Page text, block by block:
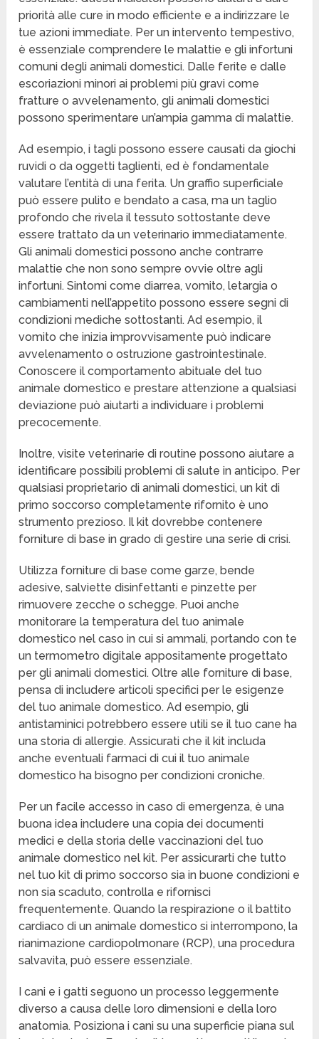
priorità alle cure in modo efficiente e a indirizzare le
tue azioni immediate. Per un intervento tempestivo,
è essenziale comprendere le malattie e gli infortuni
comuni degli animali domestici. Dalle ferite e dalle
escoriazioni minori ai problemi più gravi come
fratture o avvelenamento, gli animali domestici
possono sperimentare un’ampia gamma di malattie.
Ad esempio, i tagli possono essere causati da giochi
ruvidi o da oggetti taglienti, ed è fondamentale
valutare l’entità di una ferita. Un graffio superficiale
può essere pulito e bendato a casa, ma un taglio
profondo che rivela il tessuto sottostante deve
essere trattato da un veterinario immediatamente.
Gli animali domestici possono anche contrarre
malattie che non sono sempre ovvie oltre agli
infortuni. Sintomi come diarrea, vomito, letargia o
cambiamenti nell’appetito possono essere segni di
condizioni mediche sottostanti. Ad esempio, il
vomito che inizia improvvisamente può indicare
avvelenamento o ostruzione gastrointestinale.
Conoscere il comportamento abituale del tuo
animale domestico e prestare attenzione a qualsiasi
deviazione può aiutarti a individuare i problemi
precocemente.
Inoltre, visite veterinarie di routine possono aiutare a
identificare possibili problemi di salute in anticipo. Per
qualsiasi proprietario di animali domestici, un kit di
primo soccorso completamente rifornito è uno
strumento prezioso. Il kit dovrebbe contenere
forniture di base in grado di gestire una serie di crisi.
Utilizza forniture di base come garze, bende
adesive, salviette disinfettanti e pinzette per
rimuovere zecche o schegge. Puoi anche
monitorare la temperatura del tuo animale
domestico nel caso in cui si ammali, portando con te
un termometro digitale appositamente progettato
per gli animali domestici. Oltre alle forniture di base,
pensa di includere articoli specifici per le esigenze
del tuo animale domestico. Ad esempio, gli
antistaminici potrebbero essere utili se il tuo cane ha
una storia di allergie. Assicurati che il kit includa
anche eventuali farmaci di cui il tuo animale
domestico ha bisogno per condizioni croniche.
Per un facile accesso in caso di emergenza, è una
buona idea includere una copia dei documenti
medici e della storia delle vaccinazioni del tuo
animale domestico nel kit. Per assicurarti che tutto
nel tuo kit di primo soccorso sia in buone condizioni e
non sia scaduto, controlla e rifornisci
frequentemente. Quando la respirazione o il battito
cardiaco di un animale domestico si interrompono, la
rianimazione cardiopolmonare (RCP), una procedura
salvavita, può essere essenziale.
I cani e i gatti seguono un processo leggermente
diverso a causa delle loro dimensioni e della loro
anatomia. Posiziona i cani su una superficie piana sul